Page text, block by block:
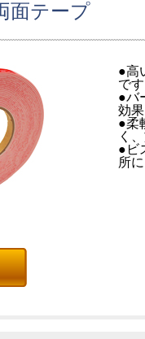
面テープ
●高
で
●バ
効
●柔
く
●ビ
所